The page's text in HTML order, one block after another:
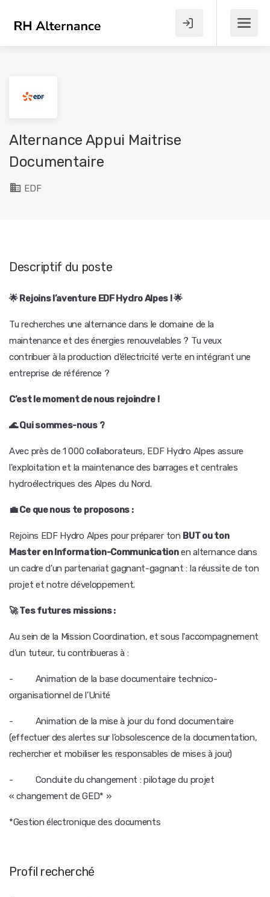
Alternance Appui Maitrise
Documentaire
EDF
Descriptif du poste
🌟 Rejoins l’aventure EDF Hydro Alpes ! 🌟
Tu recherches une alternance dans le domaine de la
maintenance et des énergies renouvelables ? Tu veux
contribuer à la production d’électricité verte en intégrant une
entreprise de référence ?
C’est le moment de nous rejoindre !
🌊 Qui sommes-nous ?
Avec près de 1 000 collaborateurs, EDF Hydro Alpes assure
l'exploitation et la maintenance des barrages et centrales
hydroélectriques des Alpes du Nord.
💼 Ce que nous te proposons :
Rejoins EDF Hydro Alpes pour préparer ton BUT ou ton
Master en Information-Communicationen alternance dans
un cadre d'un partenariat gagnant-gagnant : la réussite de ton
projet et notre développement.
🚀 Tes futures missions :
Au sein de la Mission Coordination, et sous l'accompagnement
d’un tuteur, tu contribueras à :
- Animation de la base documentaire technico-
organisationnel de l’Unité
- Animation de la mise à jour du fond documentaire
(effectuer des alertes sur l’obsolescence de la documentation,
rechercher et mobiliser les responsables de mises à jour)
- Conduite du changement : pilotage du projet
« changement de GED* »
*Gestion électronique des documents
Profil recherché